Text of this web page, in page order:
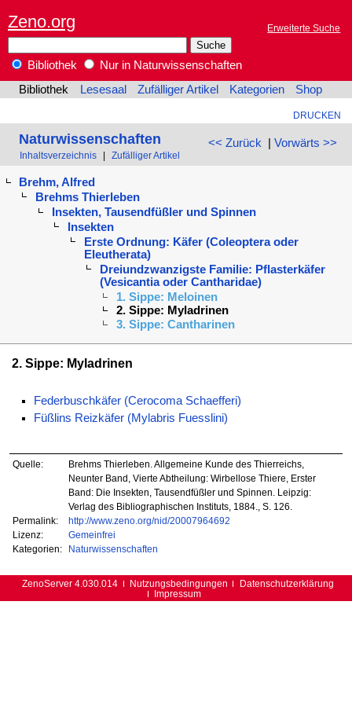
Zeno.org Erweiterte Suche
Bibliothek
Nur in Naturwissenschaften
Bibliothek
Lesesaal Zufälliger Artikel Kategorien Shop
DRUCKEN
<< Zurück | Vorwärts >>
Naturwissenschaften
Inhaltsverzeichnis Zufälliger Artikel
Brehm, Alfred
Brehms Thierleben
Insekten, Tausendfüßler und Spinnen
Insekten
Erste Ordnung: Käfer (Coleoptera oder
Eleutherata)
Dreiundzwanzigste Familie: Pflasterkäfer
(Vesicantia oder Cantharidae)
1. Sippe: Meloinen
2. Sippe: Myladrinen
3. Sippe: Cantharinen
2. Sippe: Myladrinen
Federbuschkäfer (Cerocoma Schaefferi)
Füßlins Reizkäfer (Mylabris Fuesslini)
Quelle:
Brehms Thierleben. Allgemeine Kunde des Thierreichs,
Neunter Band, Vierte Abtheilung: Wirbellose Thiere, Erster
Band: Die Insekten, Tausendfüßler und Spinnen. Leipzig:
Verlag des Bibliographischen Instituts, 1884., S. 126.
Permalink:
http://www.zeno.org/nid/20007964692
Lizenz:
Gemeinfrei
Kategorien:
Naturwissenschaften
ZenoServer 4.030.014 Nutzungsbedingungen
Datenschutzerklärung
Impressum